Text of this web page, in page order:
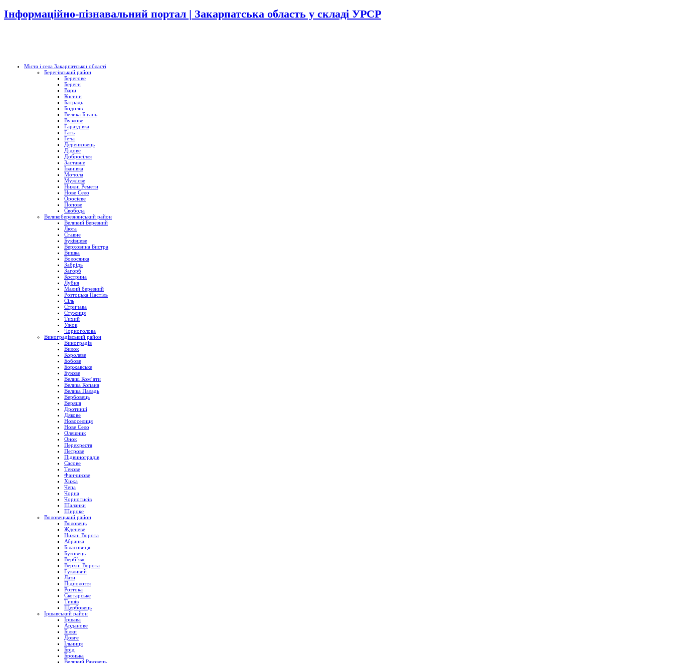
Інформаційно-пізнавальний портал | Закарпатська область у складі УРСР
Міста і села Закарпатської області
Берегівський район
Берегове
Береги
Вари
Косини
Батрадь
Бодолів
Велика Бігань
Вузлове
Гараздівка
Гать
Геча
Деренковець
Дідове
Добросілля
Заставне
Іванівка
Мочола
Мужієве
Нижні Ремети
Нове Село
Оросієве
Попове
Свобода
Великоберезнянський район
Великий Березний
Люта
Ставне
Буківцеве
Верховина Бистра
Вишка
Волосянка
Забрідь
Загорб
Кострина
Лубня
Малий березний
Розтоцька Пастіль
Сіль
Стричава
Стужиця
Тихий
Ужок
Чорноголова
Виноградівський район
Виноградів
Вилок
Королеве
Бобове
Боржавське
Букове
Великі Ком’яти
Велика Копаня
Велика Паладь
Вербовець
Веряця
Дротинці
Дякове
Новоселиця
Нове Село
Олешник
Онок
Перехрестя
Петрове
Підвиноградів
Сасове
Текове
Фанчикове
Хижа
Чепа
Чорна
Чорнотисів
Шаланки
Широке
Воловецький район
Воловець
Жденеве
Нижні Ворота
Абранка
Біласовиця
Буковець
Верб’яж
Верхні Ворота
Гукливий
Лази
Підполоззя
Розтока
Скотарське
Тишів
Щербовець
Іршавський район
Іршава
Арданове
Білки
Довге
Ільниця
Брід
Бронька
Великий Раковець